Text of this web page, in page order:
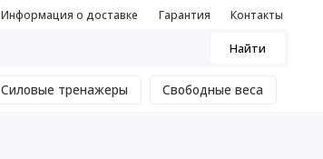
Информация о доставке Гарантия Контакты
Найти
Силовые тренажеры Свободные веса